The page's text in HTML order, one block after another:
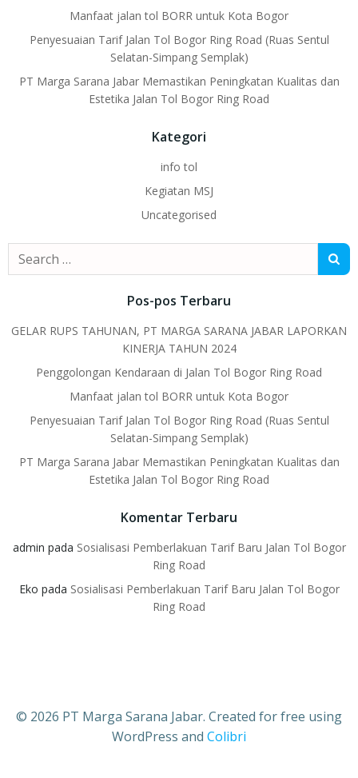
Manfaat jalan tol BORR untuk Kota Bogor
Penyesuaian Tarif Jalan Tol Bogor Ring Road (Ruas Sentul
Selatan-Simpang Semplak)
PT Marga Sarana Jabar Memastikan Peningkatan Kualitas dan
Estetika Jalan Tol Bogor Ring Road
Kategori
info tol
Kegiatan MSJ
Uncategorised
Search
for:
Pos-pos Terbaru
GELAR RUPS TAHUNAN, PT MARGA SARANA JABAR LAPORKAN
KINERJA TAHUN 2024
Penggolongan Kendaraan di Jalan Tol Bogor Ring Road
Manfaat jalan tol BORR untuk Kota Bogor
Penyesuaian Tarif Jalan Tol Bogor Ring Road (Ruas Sentul
Selatan-Simpang Semplak)
PT Marga Sarana Jabar Memastikan Peningkatan Kualitas dan
Estetika Jalan Tol Bogor Ring Road
Komentar Terbaru
admin pada Sosialisasi Pemberlakuan Tarif Baru Jalan Tol Bogor
Ring Road
Eko pada Sosialisasi Pemberlakuan Tarif Baru Jalan Tol Bogor
Ring Road
© 2026 PT Marga Sarana Jabar. Created for free using
WordPress and Colibri